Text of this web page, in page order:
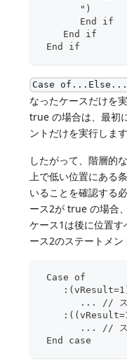
       ")
       End if
    End if
End if
Case
なったケースだけを
true の場合は、最初
ントだけを実行します
したがって、階層的
上で低い位置にある
いることを確認する
ース2が true の場合
ケース1は後に位置
ース2のステートメ
Case of
... // ス
... // ス
End case